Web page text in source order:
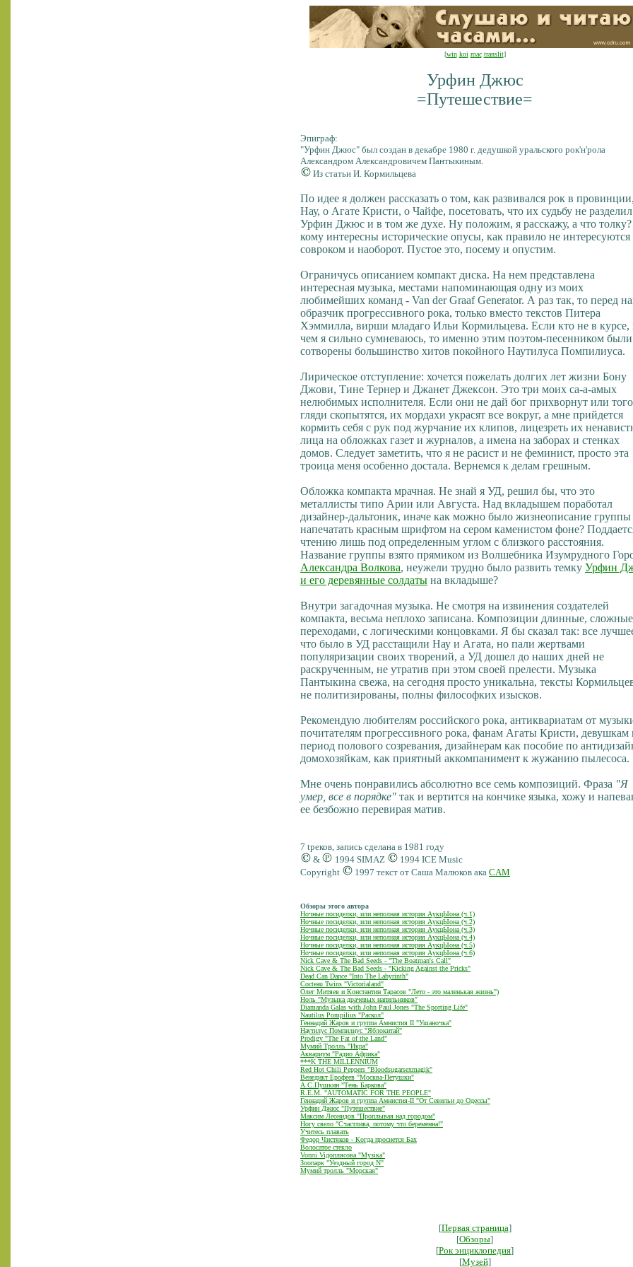
[win koi mac translit]
Урфин Джюс
=Путешествие=
Эпиграф:
"Урфин Джюс" был создан в декабре 1980 г. дедушкой уральского рок'н'рола
Александром Александровичем Пантыкиным.
Из статьи И. Кормильцева
По идее я должен рассказать о том, как развивался рок в
Нау, о Агате Кристи, о Чайфе, посетовать, что их судьбу не разделил
Урфин Джюс и в том же духе. Ну положим, я расскажу, а что толку?
кому интересны исторические опусы, как правило не интересуются
совроком и наоборот. Пустое это, посему и опустим.
Ограничусь описанием компакт диска. На нем представлена
интересная музыка, местами напоминающая одну из моих
любимейших команд - Van der Graaf Generator. А раз так, то перед
образчик прогрессивного рока, только вместо текстов Питера
Хэммилла, вирши младаго Ильи Кормильцева. Если кто не в курсе,
чем я сильно сумневаюсь, то именно этим поэтом-песенником были
сотворены большинство хитов покойного Наутилуса Помпилиуса.
Лирическое отступление: хочется пожелать долгих лет жизни Бону
Джови, Тине Тернер и Джанет Джексон. Это три моих са-а-амых
нелюбимых исполнителя. Если они не дай бог прихворнут или того
гляди скопытятся, их мордахи украсят все вокруг, а мне прийдется
кормить себя с рук под журчание их клипов, лицезреть их
лица на обложках газет и журналов, а имена на заборах и стенках
домов. Следует заметить, что я не расист и не феминист, просто эта
троица меня особенно достала. Вернемся к делам грешным.
Обложка компакта мрачная. Не знай я УД, решил бы, что это
металлисты типо Арии или Августа. Над вкладышем поработал
дизайнер-дальтоник, иначе как можно было жизнеописание группы
напечатать красным шрифтом на сером каменистом фоне?
чтению лишь под определенным углом с близкого расстояния.
Название группы взято прямиком из Волшебника Изумрудного
Александра Волкова, неужели трудно было развить темку Урфин
и его деревянные солдаты на вкладыше?
Внутри загадочная музыка. Не смотря на извинения создателей
компакта, весьма неплохо записана. Композиции длинные,
переходами, с логическими концовками. Я бы сказал так: все
что было в УД расстащили Нау и Агата, но пали жертвами
популяризации своих творений, а УД дошел до наших дней не
раскрученным, не утратив при этом своей прелести. Музыка
Пантыкина свежа, на сегодня просто уникальна, тексты
не политизированы, полны философких изысков.
Рекомендую любителям российского рока, антиквариатам от
почитателям прогрессивного рока, фанам Агаты Кристи, девушкам
период полового созревания, дизайнерам как пособие по
домохозяйкам, как приятный аккомпанимент к жужанию пылесоса.
Мне очень понравились абсолютно все семь композиций. Фраза "Я
умер, все в порядке" так и вертится на кончике языка, хожу и
ее безбожно перевирая матив.
7 tреков, запись сделана в 1981 году
&
1994 SIMAZ
1994 ICE Music
Copyright
1997 текст от Саша Малюков ака CAM
Обзоры этого автора
Ночные посиделки, или неполная история АукцЫона (ч.1)
Ночные посиделки, или неполная история АукцЫона (ч.2)
Ночные посиделки, или неполная история АукцЫона (ч.3)
Ночные посиделки, или неполная история АукцЫона (ч.4)
Ночные посиделки, или неполная история АукцЫона (ч.5)
Ночные посиделки, или неполная история АукцЫона (ч.6)
Nick Cave & The Bad Seeds - "The Boatman's Call"
Nick Cave & The Bad Seeds - "Kicking Against the Pricks"
Dead Can Dance "Into The Labyrinth"
Cocteau Twins "Victorialand"
Олег Митяев и Константин Тарасов "Лето - это маленькая жизнь")
Ноль "Музыка драчевых напильников"
Diamanda Galas with John Paul Jones "The Sporting Life"
Nautilus Pompilius "Раскол"
Геннадий Жаров и группа Амнистия II "Ушаночка"
Наутилус Помпилиус "Яблокитай"
Prodigy "The Fat of the Land"
Мумий Тролль "Икра"
Аквариум "Радио Африка"
***K THE MILLENNIUM
Red Hot Chili Peppers "Bloodsugarsexmagik"
Венедикт Ерофеев "Москва-Петушки"
А.С.Пушкин "Тень Баркова"
R.E.M. "AUTOMATIC FOR THE PEOPLE"
Геннадий Жаров и группа Амнистия-II "От Севильи до Одессы"
Урфин Джюс "Путешествие"
Максим Леонидов "Проплывая над городом"
Ногу свело "Счастлива, потому что беременна!"
Учитесь плавать
Федор Чистяков - Когда проснется Бах
Волосатое стекло
Voплi Viдоплясова "Музiка"
Зоопарк "Уездный город N"
Мумий тролль "Морская"
[Первая страница]
[Обзоры]
[Рок энциклопедия]
[Музей]